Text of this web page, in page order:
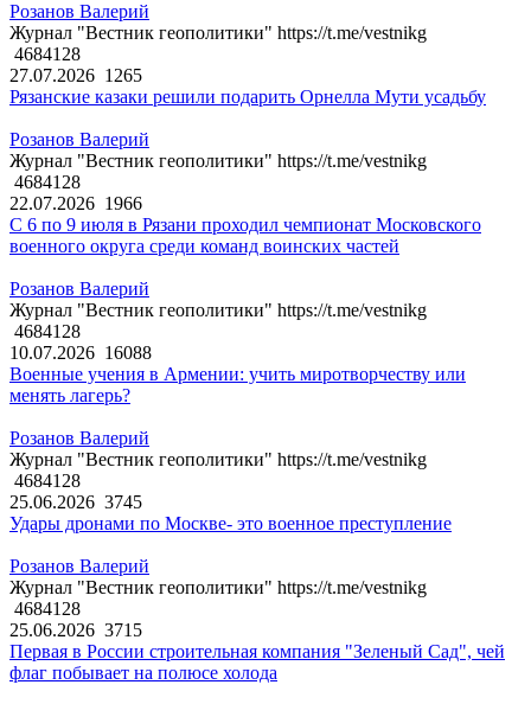
Розанов Валерий
Журнал "Вестник геополитики" https://t.me/vestnikg
4684128
27.07.2026 1265
Рязанские казаки решили подарить Орнелла Мути усадьбу
Розанов Валерий
Журнал "Вестник геополитики" https://t.me/vestnikg
4684128
22.07.2026 1966
С 6 по 9 июля в Рязани проходил чемпионат Московского
военного округа среди команд воинских частей
Розанов Валерий
Журнал "Вестник геополитики" https://t.me/vestnikg
4684128
10.07.2026 16088
Военные учения в Армении: учить миротворчеству или
менять лагерь?
Розанов Валерий
Журнал "Вестник геополитики" https://t.me/vestnikg
4684128
25.06.2026 3745
Удары дронами по Москве- это военное преступление
Розанов Валерий
Журнал "Вестник геополитики" https://t.me/vestnikg
4684128
25.06.2026 3715
Первая в России строительная компания "Зеленый Сад", чей
флаг побывает на полюсе холода